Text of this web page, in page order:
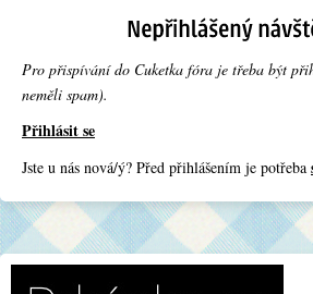
Pro přispívání do Cuketka fóra je třeba být
neměli spam).
Přihlásit se
Jste u nás nová/ý? Před přihlášením je potřeba